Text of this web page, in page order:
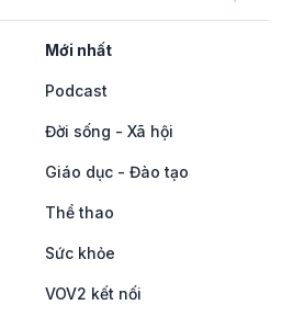
Mới nhất
Podcast
Đời sống - Xã hội
Giáo dục - Đào tạo
Thể thao
Sức khỏe
VOV2 kết nối